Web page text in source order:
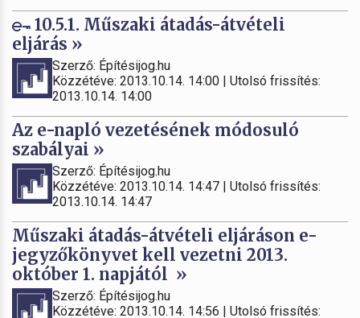
10.5.1. Műszaki átadás-átvételi
eljárás »
Szerző: Építésijog.hu
Közzétéve: 2013.10.14. 14:00 | Utolsó frissítés:
2013.10.14. 14:00
Az e-napló vezetésének módosuló
szabályai »
Szerző: Építésijog.hu
Közzétéve: 2013.10.14. 14:47 | Utolsó frissítés:
2013.10.14. 14:47
Műszaki átadás-átvételi eljáráson e-
jegyzőkönyvet kell vezetni 2013.
október 1. napjától »
Szerző: Építésijog.hu
Közzétéve: 2013.10.14. 14:56 | Utolsó frissítés: